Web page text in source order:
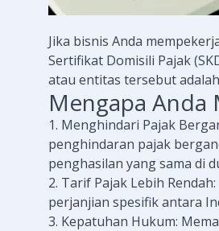
Jika bisnis Anda
Sertifikat Domisili Pajak
atau entitas tersebut
Mengapa Anda
1. Menghindari Pajak
penghindaran pajak
penghasilan yang sama di
2. Tarif Pajak Lebih
perjanjian spesifik antara
3. Kepatuhan Hukum: